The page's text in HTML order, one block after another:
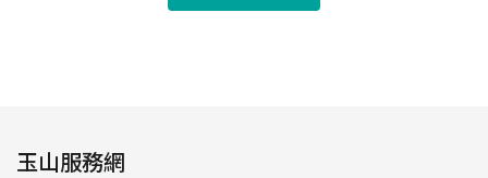
玉山服務網